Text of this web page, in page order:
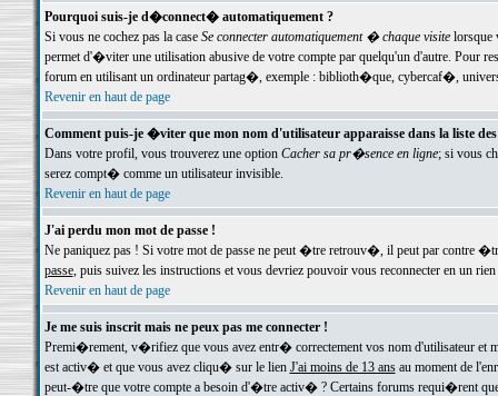
Pourquoi suis-je d�connect� automatiquement ?
Si vous ne cochez pas la case Se connecter automatiquement � chaque visitelorsque
permet d'�viter une utilisation abusive de votre compte par quelqu'un d'autre. Pour
forum en utilisant un ordinateur partag�, exemple : biblioth�que, cybercaf�,
Revenir en haut de page
Comment puis-je �viter que mon nom d'utilisateur apparaisse dans la liste
Dans votre profil, vous trouverez une option Cacher sa pr�sence en ligne; si vous
serez compt� comme un utilisateur invisible.
Revenir en haut de page
J'ai perdu mon mot de passe !
Ne paniquez pas ! Si votre mot de passe ne peut �tre retrouv�, il peut par contre
passe, puis suivez les instructions et vous devriez pouvoir vous reconnecter en un rien
Revenir en haut de page
Je me suis inscrit mais ne peux pas me connecter !
Premi�rement, v�rifiez que vous avez entr� correctement vos nom d'utilisateur
est activ� et que vous avez cliqu� sur le lien J'ai moins de 13 ansau moment de
peut-�tre que votre compte a besoin d'�tre activ� ? Certains forums requi�rent